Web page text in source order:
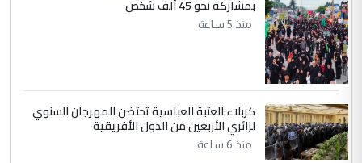
الموضوع :
الجواهري يرد على صدام حسين سل
مضجعيك يابن الزنا (نص كامل)
بمشاركة نحو 45 ألف شخص
منذ 5 ساعة
كربلاء:العتبة العباسية تحتضن المهرجان السنوي
لزائري الأربعين من الدول الأفريقية
منذ 6 ساعة